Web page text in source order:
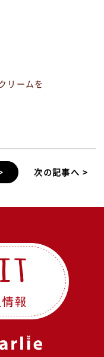
リームを
次の記事へ >